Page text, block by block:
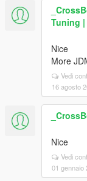
Tuning |
Nice
More
Vedi
16 agosto
Nice
Vedi
01 gennaio